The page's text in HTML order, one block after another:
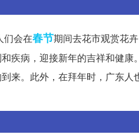
们会在春节期间去花市观赏花
疾病，迎接新年的吉祥和健康
来。此外，在拜年时，广东人